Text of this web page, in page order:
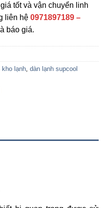
tốt và vận chuyển linh
liên hệ 0971897189 –
báo giá.
kho lạnh, dàn lạnh supcool